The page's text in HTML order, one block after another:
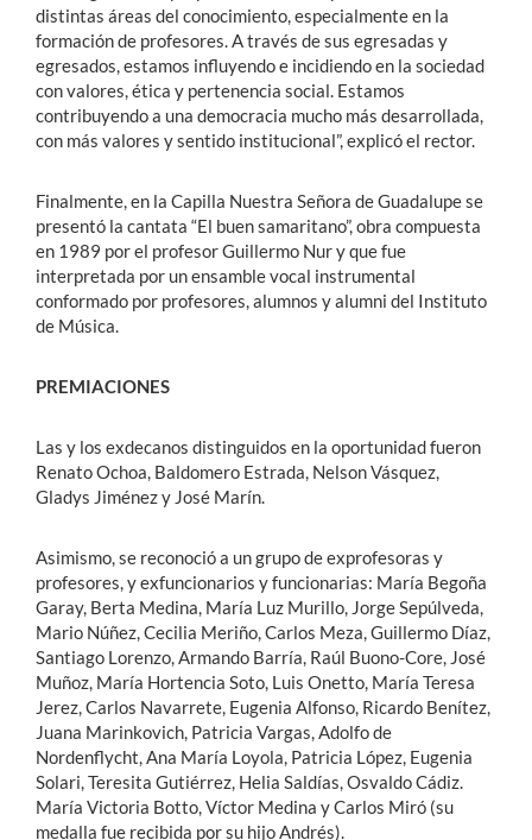
distintas áreas del conocimiento, especialmente en la
formación de profesores. A través de sus egresadas y
egresados, estamos influyendo e incidiendo en la sociedad
con valores, ética y pertenencia social. Estamos
contribuyendo a una democracia mucho más desarrollada,
con más valores y sentido institucional”, explicó el rector.
Finalmente, en la Capilla Nuestra Señora de Guadalupe se
presentó la cantata “El buen samaritano”, obra compuesta
en 1989 por el profesor Guillermo Nur y que fue
interpretada por un ensamble vocal instrumental
conformado por profesores, alumnos y alumni del Instituto
de Música.
PREMIACIONES
Las y los exdecanos distinguidos en la oportunidad fueron
Renato Ochoa, Baldomero Estrada, Nelson Vásquez,
Gladys Jiménez y José Marín.
Asimismo, se reconoció a un grupo de exprofesoras y
profesores, y exfuncionarios y funcionarias: María Begoña
Garay, Berta Medina, María Luz Murillo, Jorge Sepúlveda,
Mario Núñez, Cecilia Meriño, Carlos Meza, Guillermo Díaz,
Santiago Lorenzo, Armando Barría, Raúl Buono-Core, José
Muñoz, María Hortencia Soto, Luis Onetto, María Teresa
Jerez, Carlos Navarrete, Eugenia Alfonso, Ricardo Benítez,
Juana Marinkovich, Patricia Vargas, Adolfo de
Nordenflycht, Ana María Loyola, Patricia López, Eugenia
Solari, Teresita Gutiérrez, Helia Saldías, Osvaldo Cádiz.
María Victoria Botto, Víctor Medina y Carlos Miró (su
medalla fue recibida por su hijo Andrés).